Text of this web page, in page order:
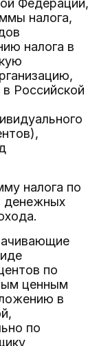
Федерации,
налога,
налога в
Российской
налога по
денежных
по
ценным
в
по